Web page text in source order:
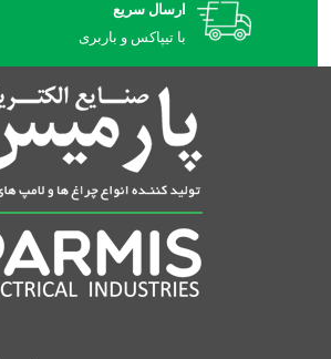
ارسال سریع
با تیپاکس و باربری